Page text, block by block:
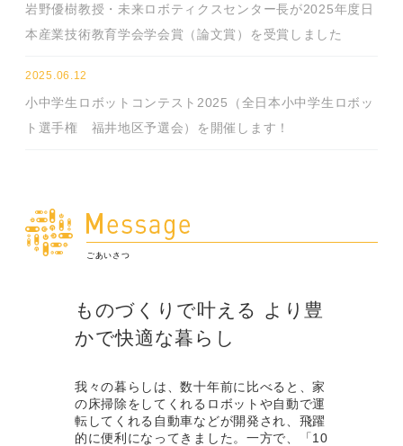
岩野優樹教授・未来ロボティクスセンター長が2025年度日
本産業技術教育学会学会賞（論文賞）を受賞しました
2025.06.12
小中学生ロボットコンテスト2025（全日本小中学生ロボッ
ト選手権 福井地区予選会）を開催します！
ごあいさつ
ものづくりで叶える より豊
かで快適な暮らし
我々の暮らしは、数十年前に比べると、家
の床掃除をしてくれるロボットや自動で運
転してくれる自動車などが開発され、飛躍
的に便利になってきました。一方で、「10